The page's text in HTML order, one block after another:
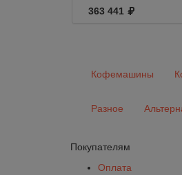
363 441
Кофемашины
Разное
Покупателям
Оплата